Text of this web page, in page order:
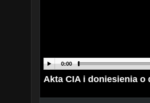
0:00
Akta CIA i doniesienia